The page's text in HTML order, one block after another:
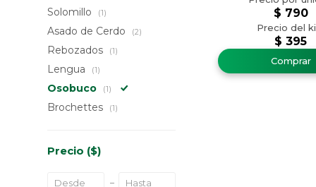
$ 395
$ 790
Solomillo (1)
Asado de Cerdo (2)
Rebozados (1)
Lengua (1)
Osobuco (1)
Brochettes (1)
Precio ($)